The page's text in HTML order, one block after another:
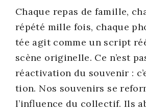
Chaque repas de famille,
répé­té mille fois, chaque
tée agit comme un script
scène ori­gi­nelle. Ce n’est
réac­ti­va­tion du sou­ve­nir :
tion. Nos sou­ve­nirs se
l’influence du col­lec­tif. Ils